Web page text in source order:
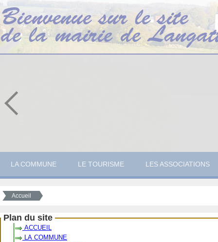
LA COMMUNE LE TOURISME LES ASSOCIATIONS
Accueil
Plan du site
ACCUEIL
LA COMMUNE